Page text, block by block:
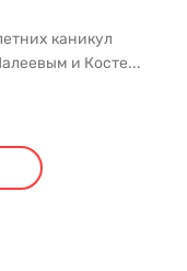
каникул
и Косте...